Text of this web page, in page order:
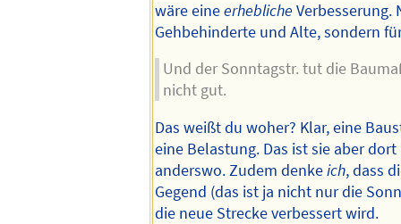
wäre eineerhebliche Verbesserung.
Gehbehinderte und Alte, sondern
Und der Sonntagstr. tut die
nicht gut.
Das weißt du woher? Klar, eine
eine Belastung. Das ist sie aber
anderswo. Zudem denkeich, dass
Gegend (das ist ja nicht nur die
die neue Strecke verbessert wird.